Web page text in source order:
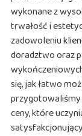
wykonane z
trwałość i
zadowoleniu
doradztwo oraz
się, jak łatwo
przygotowaliśmy
ceny, które